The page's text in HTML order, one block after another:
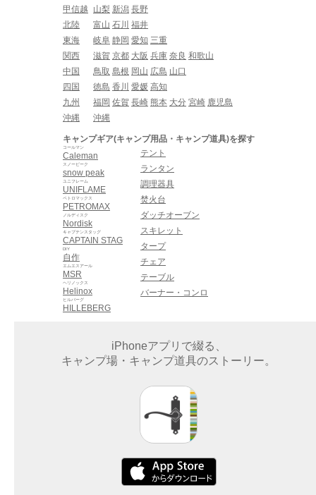
甲信越
山梨 新潟 長野
北陸
富山 石川 福井
東海
岐阜 静岡 愛知 三重
関西
滋賀 京都 大阪 兵庫 奈良 和歌山
中国
鳥取 島根 岡山 広島 山口
四国
徳島 香川 愛媛 高知
九州
福岡 佐賀 長崎 熊本 大分 宮崎 鹿児島
沖縄
沖縄
キャンプギア(キャンプ用品・キャンプ道具)を探す
Caleman
コールマン
snow peak
スノーピーク
UNIFLAME
ユニフレーム
PETROMAX
ペトロマックス
Nordisk
ノルディスク
CAPTAIN STAG
キャプテンスタッグ
自作
DIY
MSR
エムエスアール
Helinox
ヘリノックス
HILLEBERG
ヒルバーグ
テント
ランタン
調理器具
焚火台
ダッチオーブン
スキレット
タープ
チェア
テーブル
バーナー・コンロ
iPhoneアプリで綴る、
キャンプ場・キャンプ道具のストーリー。